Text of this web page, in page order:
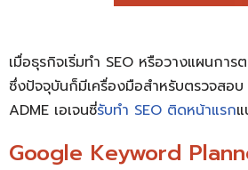
เมื่อธุรกิจเริ่มทำ SEO หรือวางแผนกา
ซึ่งปัจจุบันก็มีเครื่องมือสำหรับตรวจสอ
ADME เอเจนซี่รับทำ SEO ติดหน้าแรก
Google Keyword